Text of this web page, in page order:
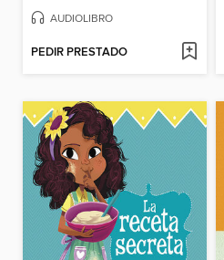
AUDIOLIBRO
PEDIR PRESTADO